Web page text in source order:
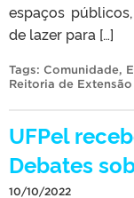
espaços
de lazer para […]
Tags: Comunidade,
Reitoria de
UFPel
Debates
10/10/2022